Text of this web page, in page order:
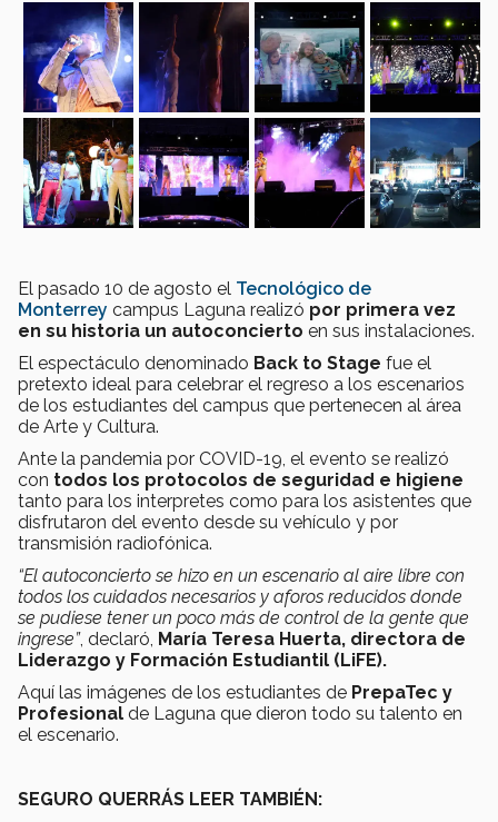
El pasado 10 de agosto el Tecnológico de
Monterrey campus Laguna realizó por primera vez
en su historia un autoconcierto en sus instalaciones.
El espectáculo denominado Back to Stage fue el
pretexto ideal para celebrar el regreso a los escenarios
de los estudiantes del campus que pertenecen al área
de Arte y Cultura.
Ante la pandemia por COVID-19, el evento se realizó
con todos los protocolos de seguridad e higiene
tanto para los interpretes como para los asistentes que
disfrutaron del evento desde su vehículo y por
transmisión radiofónica.
“El autoconcierto se hizo en un escenario al aire libre con
todos los cuidados necesarios y aforos reducidos donde
se pudiese tener un poco más de control de la gente que
ingrese”, declaró, María Teresa Huerta, directora de
Liderazgo y Formación Estudiantil (LiFE).
Aquí las imágenes de los estudiantes de PrepaTec y
Profesional de Laguna que dieron todo su talento en
el escenario.
SEGURO QUERRÁS LEER TAMBIÉN: